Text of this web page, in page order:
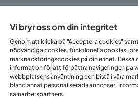
Sortiment & erbjudande
Om Trademax
Vi finns i flera
Vi bryr oss om din integritet
Genom att klicka på "Acceptera cookies"
nödvändiga cookies, funktionella cookies,
marknadsföringscookies på din enhet. Dessa
information för att förbättra navigeringen på
webbplatsens användning och bistå i våra
bland annat personaliserade annonser.
samarbetspartners.